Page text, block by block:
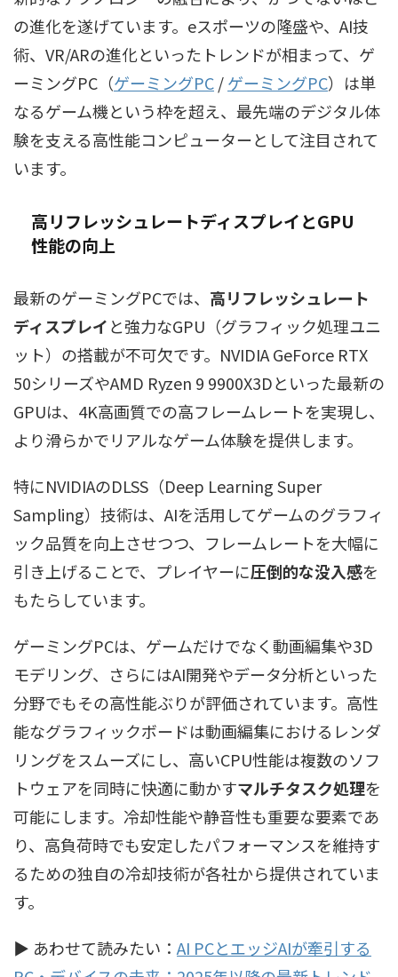
の進化を遂げています。eスポーツの隆盛や、AI技
術、VR/ARの進化といったトレンドが相まって、 ゲ
ーミングPC（ゲーミングPC/ゲーミングPC） は単
なるゲーム機という枠を超え、最先端のデジタル体
験を支える高性能コンピューターとして注目されて
います。
高リフレッシュレートディスプレイとGPU
性能の向上
最新のゲーミングPCでは、 高リフレッシュレート
ディスプレイと強力なGPU（グラフィック処理ユニ
ット）の搭載が不可欠です。NVIDIA GeForce RTX
50シリーズやAMD Ryzen 9 9900X3Dといった最新の
GPUは、4K高画質での高フレームレートを実現し、
より滑らかでリアルなゲーム体験を提供します。
特にNVIDIAのDLSS（Deep Learning Super
Sampling）技術は、AIを活用してゲームのグラフィ
ック品質を向上させつつ、フレームレートを大幅に
引き上げることで、プレイヤーに圧倒的な没入感を
もたらしています。
ゲーミングPCは、ゲームだけでなく動画編集や3D
モデリング、さらにはAI開発やデータ分析といった
分野でもその高性能ぶりが評価されています。高性
能なグラフィックボードは動画編集におけるレンダ
リングをスムーズにし、高いCPU性能は複数のソフ
トウェアを同時に快適に動かすマルチタスク処理を
可能にします。冷却性能や静音性も重要な要素であ
り、高負荷時でも安定したパフォーマンスを維持す
るための独自の冷却技術が各社から提供されていま
す。
▶ あわせて読みたい： AI PCとエッジAIが牽引する